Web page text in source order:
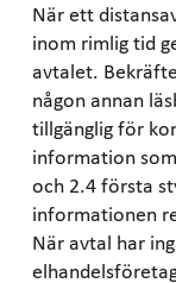
När ett
inom rimlig tid
avtalet.
någon annan
tillgänglig för
information
och 2.4 första
informationen
När avtal har